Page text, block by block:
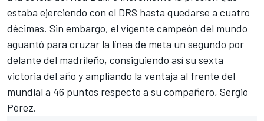
estaba ejerciendo con el DRS hasta quedarse a cuatro
décimas. Sin embargo, el vigente campeón del mundo
aguantó para cruzar la línea de meta un segundo por
delante del madrileño, consiguiendo así su sexta
victoria del año y ampliando la ventaja al frente del
mundial a 46 puntos respecto a su compañero, Sergio
Pérez.